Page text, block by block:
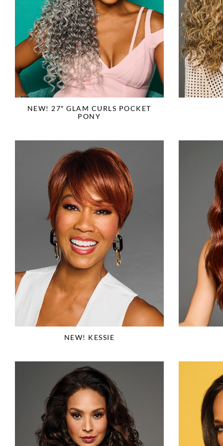
NEW! 27″ GLAM CURLS POCKET
PONY
NEW! KESSIE